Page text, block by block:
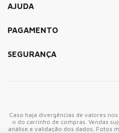
AJUDA
PAGAMENTO
SEGURANÇA
Caso haja divergências de valores
o do carrinho de compras. Vendas
análise e validação dos dados. Fotos